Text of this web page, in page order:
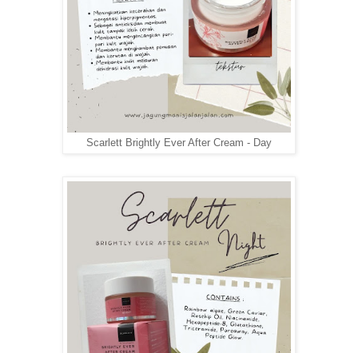
Scarlett Brightly Ever After Cream - Day